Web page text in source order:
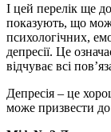
І цей перелік ще
показують, що
психологічних,
депресії. Це
відчуває всі
Депресія – це
може призвести